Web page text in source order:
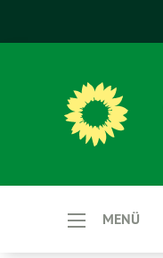
MENÜ